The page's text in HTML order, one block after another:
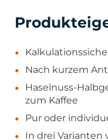
Nach kurzem
Haselnuss-
zum Kaffee
Pur oder
In drei Varianten